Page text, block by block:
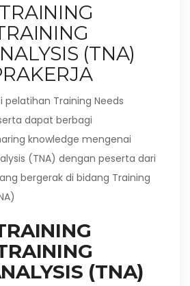
(TNA)
Training Needs
dapat berbagi
knowledge mengenai
(TNA) dengan peserta dari
bergerak di bidang Training
(TNA)